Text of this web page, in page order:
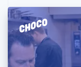
ไทย
ไทยEnglish
นอร์เวย์
English
นิวซีแลนด์
English